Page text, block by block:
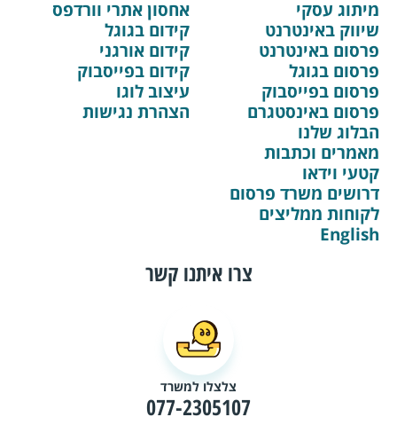
מיתוג עסקי
שיווק באינטרנט
פרסום באינטרנט
פרסום בגוגל
פרסום בפייסבוק
פרסום באינסטגרם
הבלוג שלנו
מאמרים וכתבות
קטעי וידאו
דרושים משרד פרסום
לקוחות ממליצים
English
אחסון אתרי וורדפס
קידום בגוגל
קידום אורגני
קידום בפייסבוק
עיצוב לוגו
הצהרת נגישות
צרו איתנו קשר
צלצלו למשרד
077-2305107